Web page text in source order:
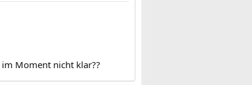
Moment nicht klar??